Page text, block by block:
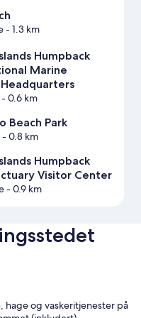
- 1.3 km
Humpback
Marine
0.6 km
Beach Park
- 0.8 km
Humpback
Visitor Center
- 0.9 km
hage og vaskeritjenester på